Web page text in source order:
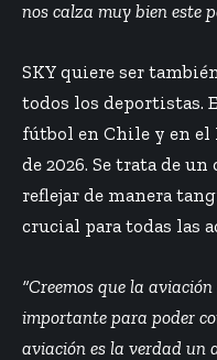
nos calza muy bien este
SKY quiere ser
todos los deportistas.
fútbol en Chile y en el
de 2026. Se trata de
reflejar de manera
crucial para todas las
“Creemos que la
importante para poder
aviación es la verdad un